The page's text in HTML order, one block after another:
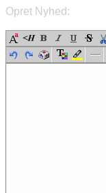
Opret Nyhed: